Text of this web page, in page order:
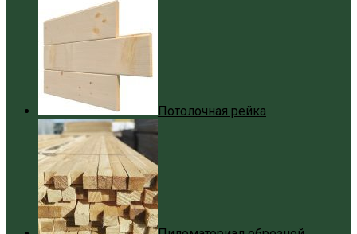
Потолочная рейка